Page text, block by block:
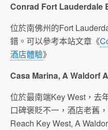
Conrad Fort Lauderdale
位於南佛州的Fort
錯。可以參考本站文章《
酒店體驗》
Casa Marina, A Waldorf
位於最南端Key West，去
口碑褒貶不一，酒店老舊
Reach Key West, A